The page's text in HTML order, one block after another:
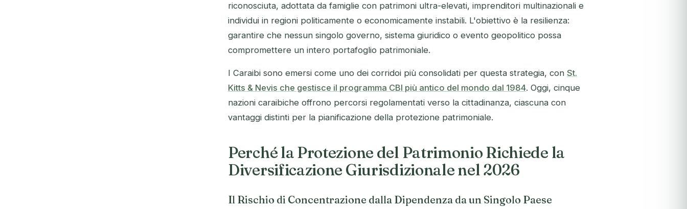
riconosciuta, adottata da famiglie con patrimoni ultra-elevati, imprenditori multinazionali e
individui in regioni politicamente o economicamente instabili. L'obiettivo è la resilienza:
garantire che nessun singolo governo, sistema giuridico o evento geopolitico possa
compromettere un intero portafoglio patrimoniale.
I Caraibi sono emersi come uno dei corridoi più consolidati per questa strategia, con St.
Kitts & Nevis che gestisce il programma CBI più antico del mondo dal 1984. Oggi, cinque
nazioni caraibiche offrono percorsi regolamentati verso la cittadinanza, ciascuna con
vantaggi distinti per la pianificazione della protezione patrimoniale.
Perché la Protezione del Patrimonio Richiede la
Diversificazione Giurisdizionale nel 2026
Il Rischio di Concentrazione dalla Dipendenza da un Singolo Paese